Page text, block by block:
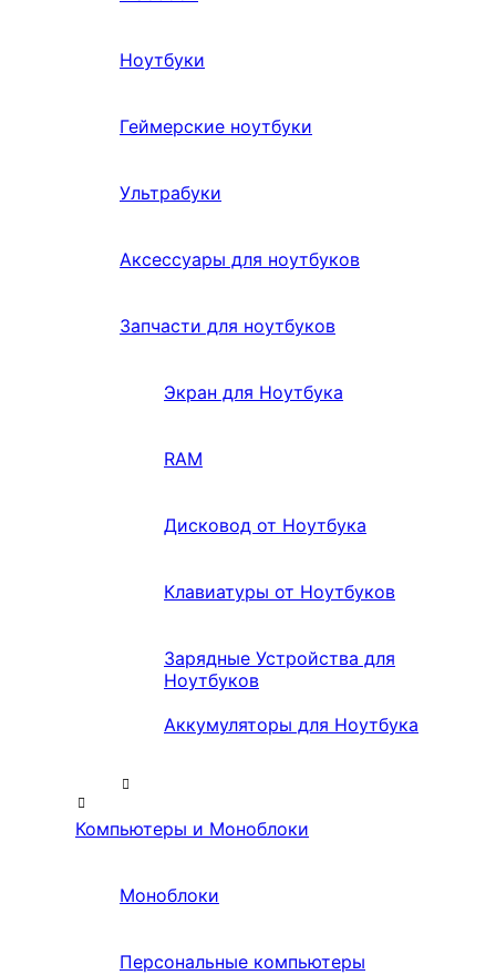
Ноутбуки
Геймерские ноутбуки
Ультрабуки
Аксессуары для ноутбуков
Запчасти для ноутбуков
Экран для Ноутбука
RAM
Дисковод от Ноутбука
Клавиатуры от Ноутбуков
Зарядные Устройства для
Ноутбуков
Аккумуляторы для Ноутбука
Компьютеры и Моноблоки
Моноблоки
Персональные компьютеры